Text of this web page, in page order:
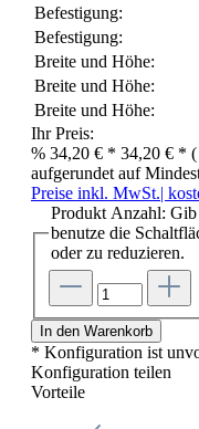
Befestigung:
Befestigung:
Breite und Höhe:
Breite und Höhe:
Breite und Höhe:
Ihr Preis:
% 34,20 € * 34,20 € *
aufgerundet auf
Preise inkl. MwSt.|
Produkt Anzahl: Gib
benutze die
oder zu reduzieren.
In den Warenkorb
* Konfiguration ist
Konfiguration teilen
Vorteile